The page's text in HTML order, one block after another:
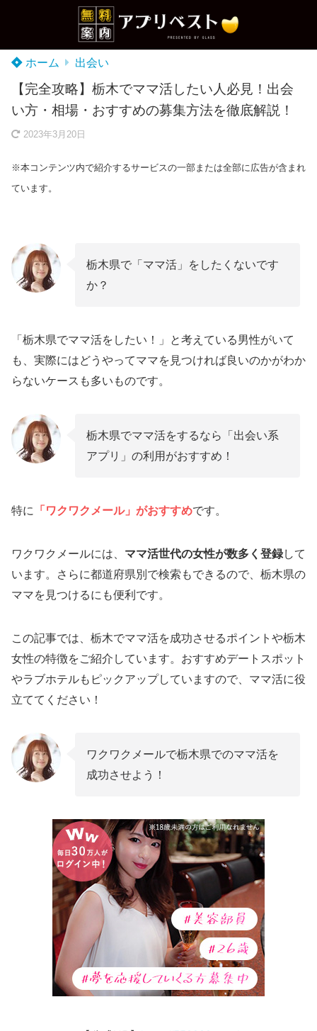
ホーム 出会い
【完全攻略】栃木でママ活したい人必見！出会
い方・相場・おすすめの募集方法を徹底解説！
2023年3月20日
※本コンテンツ内で紹介するサービスの一部または全部に広告が含まれ
ています。
栃木県で「ママ活」をしたくないです
か？
「栃木県でママ活をしたい！」と考えている男性がいて
も、実際にはどうやってママを見つければ良いのかがわか
らないケースも多いものです。
栃木県でママ活をするなら「出会い系
アプリ」の利用がおすすめ！
特に 「ワクワクメール」がおすすめです。
ワクワクメールには、 ママ活世代の女性が数多く登録して
います。さらに都道府県別で検索もできるので、栃木県の
ママを見つけるにも便利です。
この記事では、栃木でママ活を成功させるポイントや栃木
女性の特徴をご紹介しています。おすすめデートスポット
やラブホテルもピックアップしていますので、ママ活に役
立ててください！
ワクワクメールで栃木県でのママ活を
成功させよう！